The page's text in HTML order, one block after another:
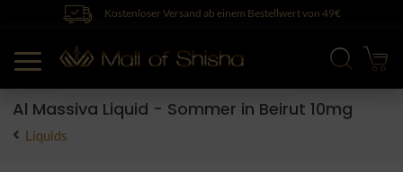
Kostenloser Versand ab einem Bestellwert von 49€
Al Massiva Liquid - Sommer in Beirut 10mg
Liquids